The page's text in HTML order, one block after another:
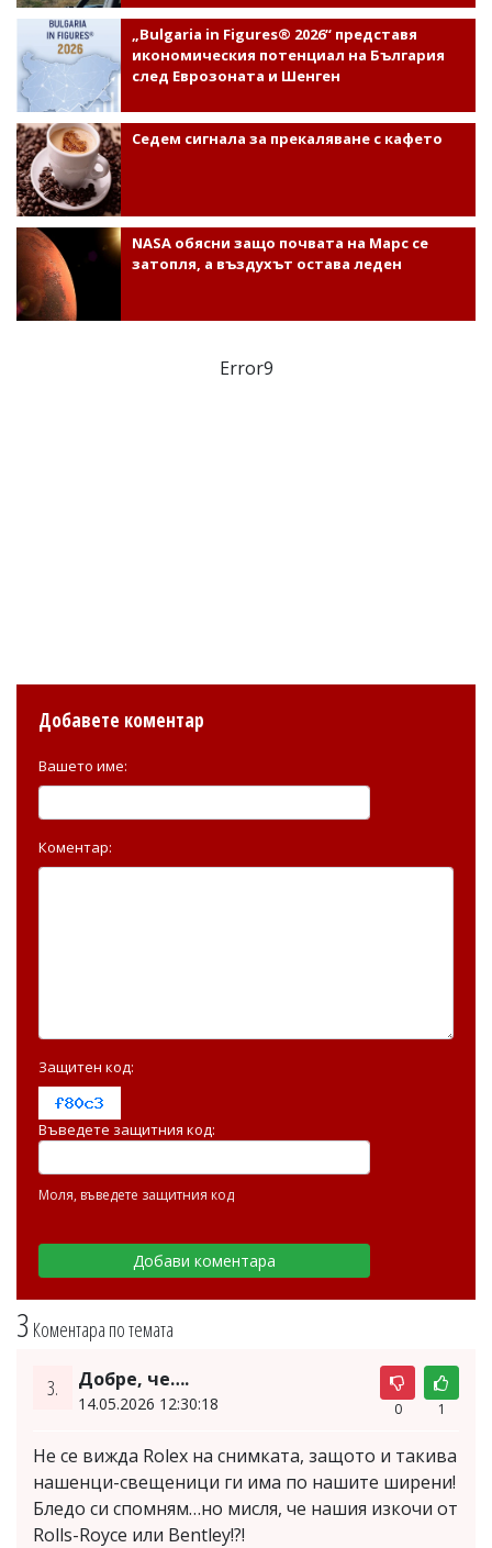
„Bulgaria in Figures® 2026“ представя
икономическия потенциал на България
след Еврозоната и Шенген
Седем сигнала за прекаляване с кафето
NASA обясни защо почвата на Марс се
затопля, а въздухът остава леден
Error9
3 Коментара по темата
3. Добре, че….
14.05.2026 12:30:18 0 1
Не се вижда Rolex на снимката, защото и такива
нашенци-свещеници ги има по нашите ширени!
Бледо си спомням…но мисля, че нашия изкочи от
Rolls-Royce или Bentley!?!
Добавете коментар
Вашето име:
Коментар:
Защитен код:
Въведете защитния код:
Моля, въведете защитния код